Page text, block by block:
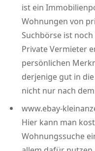
ist ein
Wohnungen von
Suchbörse ist
Private Vermieter
persönlichen
derjenige gut in
nicht nur nach
www.ebay-
Hier kann man
Wohnungssuche